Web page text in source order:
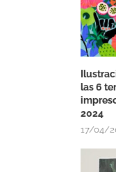
las 6
2024
17/04/